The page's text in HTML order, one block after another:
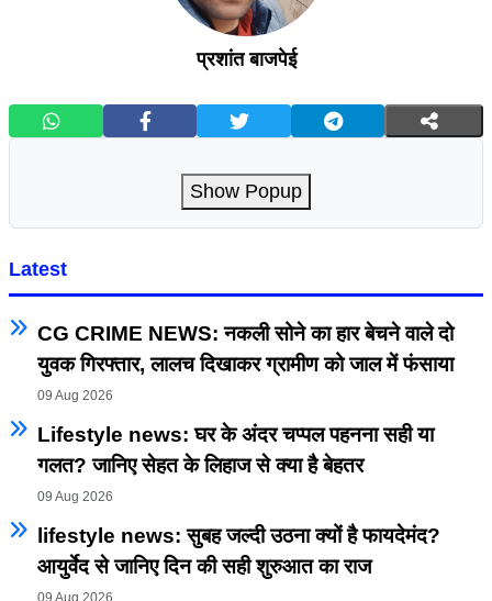
प्रशांत बाजपेई
Show Popup
Latest
CG CRIME NEWS: नकली सोने का हार बेचने वाले दो
युवक गिरफ्तार, लालच दिखाकर ग्रामीण को जाल में फंसाया
09 Aug 2026
Lifestyle news: घर के अंदर चप्पल पहनना सही या
गलत? जानिए सेहत के लिहाज से क्या है बेहतर
09 Aug 2026
lifestyle news: सुबह जल्दी उठना क्यों है फायदेमंद?
आयुर्वेद से जानिए दिन की सही शुरुआत का राज
09 Aug 2026